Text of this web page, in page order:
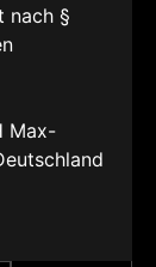
nach §
Max-